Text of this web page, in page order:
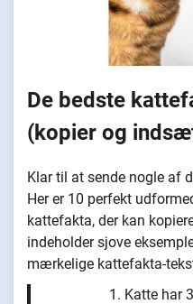
De bedste
(kopier og
Klar til at sende nogle af
Her er 10 perfekt
kattefakta, der kan
indeholder sjove
mærkelige kattefakta-
Katte har